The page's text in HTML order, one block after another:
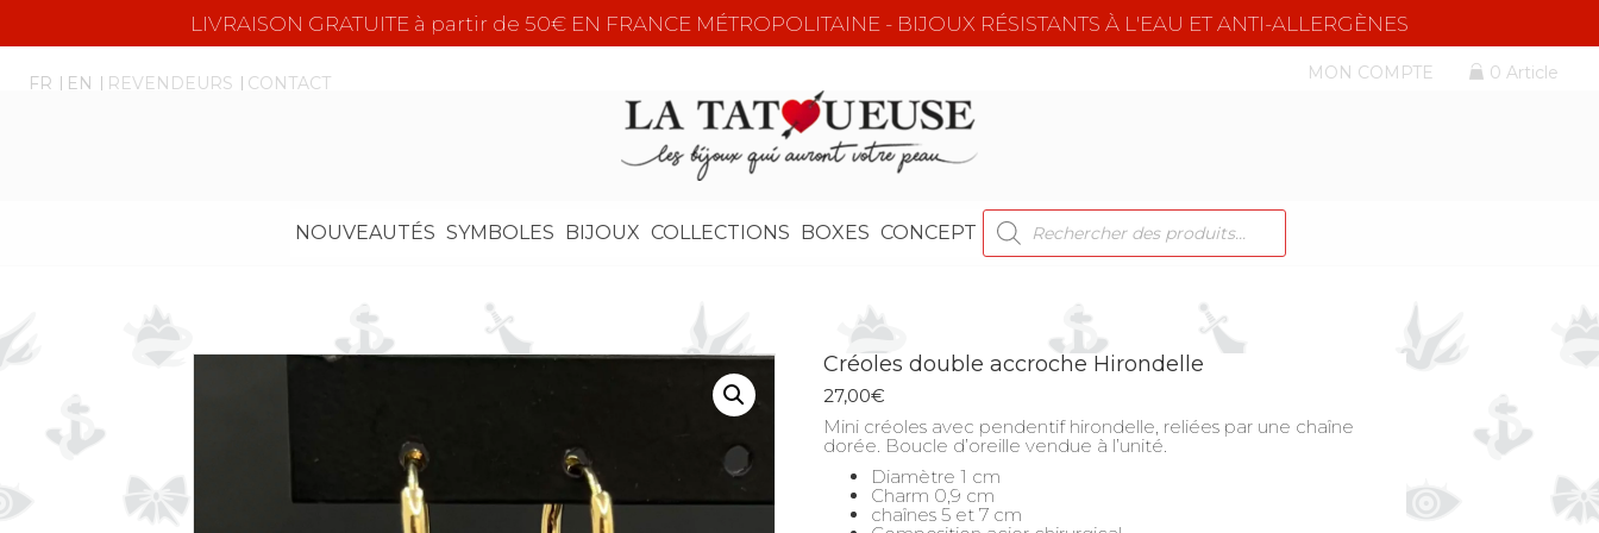
LIVRAISON GRATUITE à partir de 50€ EN FRANCE MÉTROPOLITAINE - BIJOUX RÉSISTANTS À L'EAU ET ANTI-ALLERGÈNES
FR EN REVENDEURS CONTACT
MON COMPTE 0 Article
NOUVEAUTÉS SYMBOLES BIJOUX COLLECTIONS BOXES CONCEPT
RECHERCHE
DE
PRODUITS
Créoles double accroche Hirondelle
27,00€
Mini créoles avec pendentif hirondelle, reliées par une chaîne
dorée. Boucle d’oreille vendue à l’unité.
Diamètre 1 cm
Charm 0,9 cm
chaînes 5 et 7 cm